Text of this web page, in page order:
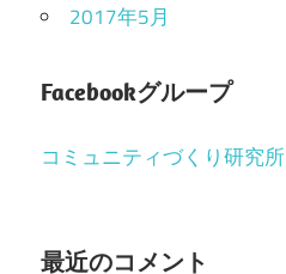
2017年5月
Facebookグループ
コミュニティづくり研究所
最近のコメント